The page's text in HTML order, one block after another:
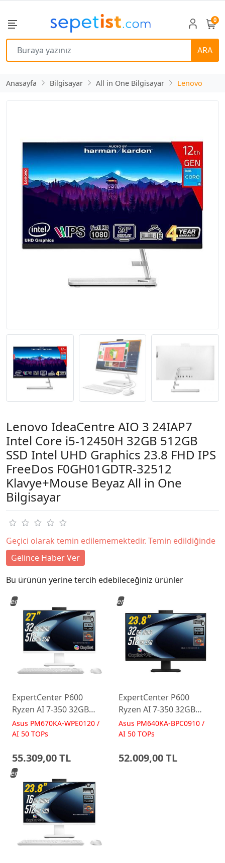
ARA
0
Anasayfa Bilgisayar All in One Bilgisayar Lenovo
Lenovo IdeaCentre AIO 3 24IAP7
Intel Core i5-12450H 32GB 512GB
SSD Intel UHD Graphics 23.8 FHD IPS
FreeDos F0GH01GDTR-32512
Klavye+Mouse Beyaz All in One
Bilgisayar
Geçici olarak temin edilememektedir. Temin edildiğinde
Gelince Haber Ver
Bu ürünün yerine tercih edebileceğiniz ürünler
ExpertCenter P600
Ryzen AI 7-350 32GB
512GB 27 FreeDos Beyaz
AI-Powered AIO
Asus PM670KA-WPE0120 /
AI 50 TOPs
55.309,00 TL
Yeni
ExpertCenter P600
Ryzen AI 7-350 32GB
512GB 23.8 FreeDos
Siyah AI-Powered AIO
Asus PM640KA-BPC0910 /
AI 50 TOPs
52.009,00 TL
Yeni
Yeni